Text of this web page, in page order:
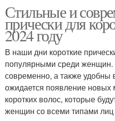
Стильные и
прически для
2024 году
В наши дни короткие
популярными среди женщин.
современно, а также удобны
ожидается появление новых
коротких волос, которые
женщин со всеми типами лиц